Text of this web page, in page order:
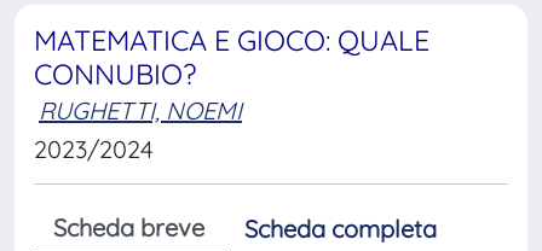
MATEMATICA E GIOCO: QUALE
CONNUBIO?
RUGHETTI, NOEMI
2023/2024
Scheda breve
Scheda completa